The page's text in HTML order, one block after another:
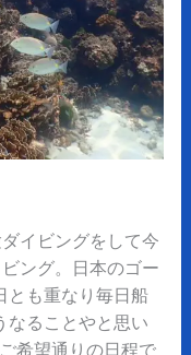
イビングをして今
ング。日本のゴー
とも重なり毎日船
なることやと思い
希望通りの日程で